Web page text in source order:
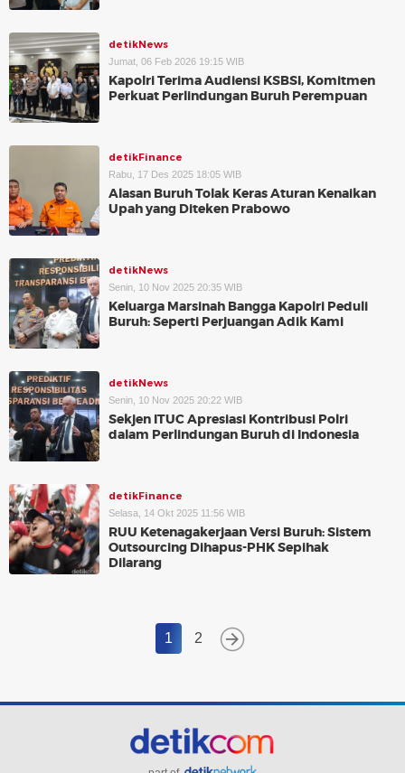
detikNews
Jumat, 06 Feb 2026 19:15 WIB
Kapolri Terima Audiensi KSBSI, Komitmen
Perkuat Perlindungan Buruh Perempuan
detikFinance
Rabu, 17 Des 2025 18:05 WIB
Alasan Buruh Tolak Keras Aturan Kenaikan
Upah yang Diteken Prabowo
detikNews
Senin, 10 Nov 2025 20:35 WIB
Keluarga Marsinah Bangga Kapolri Peduli
Buruh: Seperti Perjuangan Adik Kami
detikNews
Senin, 10 Nov 2025 20:22 WIB
Sekjen ITUC Apresiasi Kontribusi Polri
dalam Perlindungan Buruh di Indonesia
detikFinance
Selasa, 14 Okt 2025 11:56 WIB
RUU Ketenagakerjaan Versi Buruh: Sistem
Outsourcing Dihapus-PHK Sepihak
Dilarang
1 2